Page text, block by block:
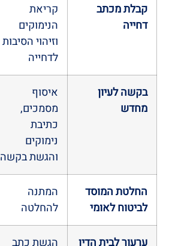
קבלת מכתב
דחייה
קריאת
הנימוקים
וזיהוי הסיבות
לדחייה
בקשה לעיון
מחדש
איסוף
מסמכים,
כתיבת
נימוקים
והגשת בקשה
החלטת המוסד
לביטוח לאומי
המתנה
להחלטה
ערעור לבית הדין הגשת כתב